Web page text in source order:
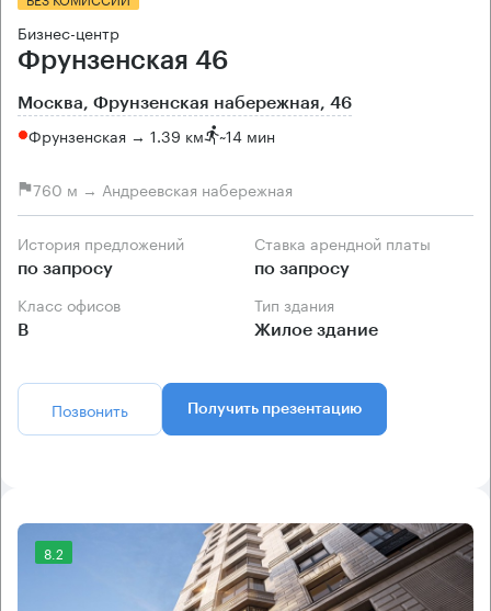
Бизнес-центр
Фрунзенская 46
Москва, Фрунзенская набережная, 46
Фрунзенская → 1.39 км ~14 мин
760 м → Андреевская набережная
История предложений
по запросу
Ставка арендной платы
по запросу
Класс офисов
B
Тип здания
Жилое здание
Позвонить Получить презентацию
8.2